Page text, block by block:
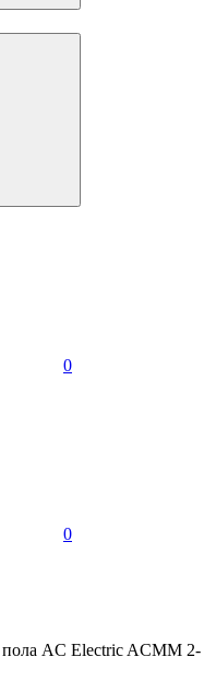
0
0
пола AC Electric ACMM 2-